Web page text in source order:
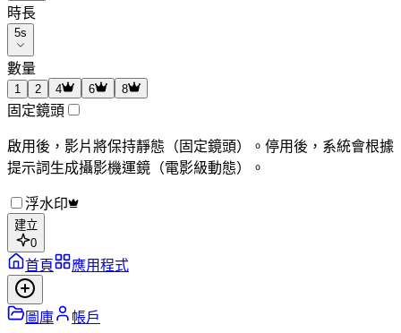
時長
5s
數量
1 2 4 6 8
固定鏡頭
啟用後，影片將保持靜態（固定鏡頭）。停用後，系統會根據
提示詞生成攝影機運鏡（電影級動態）。
浮水印
建立
0
首頁 應用程式
圖庫 帳戶